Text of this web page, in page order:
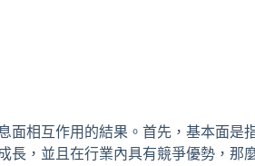
面相互作用的結果。首先，基本面是
長，並且在行業內具有競爭優勢，那